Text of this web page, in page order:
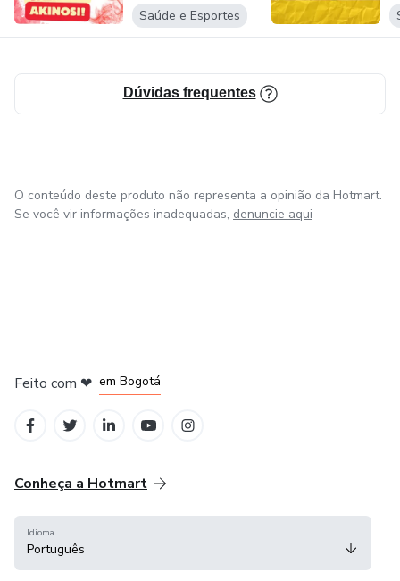
(VAZIRANI A...
Saúde e Esportes
Dúvidas frequentes
O conteúdo deste produto não representa a opinião da Hotmart.
Se você vir informações inadequadas, denuncie aqui
Feito com ❤ em Bogotá
Conheça a Hotmart
Idioma
Português